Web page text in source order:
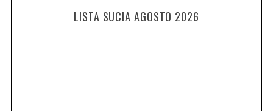
LISTA SUCIA AGOSTO 2026